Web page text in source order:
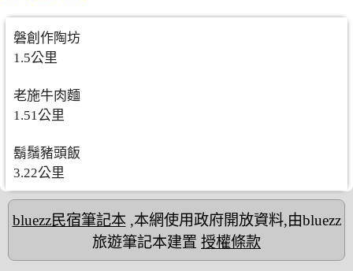
磐創作陶坊
1.5公里
老施牛肉麵
1.51公里
鬍鬚豬頭飯
3.22公里
bluezz民宿筆記本,本網使用政府開放資料,由bluezz
旅遊筆記本建置 授權條款